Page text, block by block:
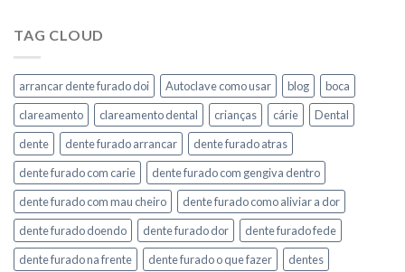
TAG CLOUD
arrancar dente furado doi Autoclave como usar blog
boca
clareamento
clareamento dental crianças cárie
Dental
dente
dente furado arrancar
dente furado atras
dente furado com carie
dente furado com gengiva dentro
dente furado com mau cheiro
dente furado como aliviar a dor
dente furado doendo
dente furado dor
dente furado fede
dente furado na frente
dente furado o que fazer
dentes